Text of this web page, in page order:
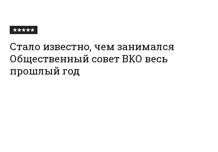
★★★★★
Стало известно, чем занимался
Общественный совет ВКО весь
прошлый год